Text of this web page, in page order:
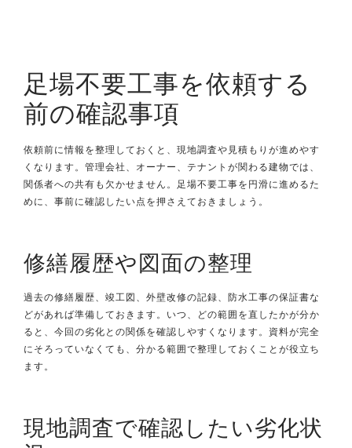
足場不要工事を依頼する
前の確認事項
依頼前に情報を整理しておくと、現地調査や見積もりが進めやす
くなります。管理会社、オーナー、テナントが関わる建物では、
関係者への共有も欠かせません。足場不要工事を円滑に進めるた
めに、事前に確認したい点を押さえておきましょう。
修繕履歴や図面の整理
過去の修繕履歴、竣工図、外壁改修の記録、防水工事の保証書な
どがあれば準備しておきます。いつ、どの範囲を直したかが分か
ると、今回の劣化との関係を確認しやすくなります。資料が完全
にそろっていなくても、分かる範囲で整理しておくことが役立ち
ます。
現地調査で確認したい劣化状